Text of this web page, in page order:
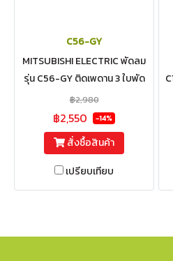
C56-GY
MITSUBISHI ELECTRIC พัดลม
รุ่น C56-GY ติดเพดาน 3 ใบพัด
ขนาด 56 นิ้ว
฿2,980
฿2,550 -14%
สั่งซื้อสินค้า
เปรียบเทียบ